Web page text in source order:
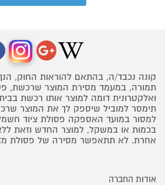
קונה נכבד/ה, בהתאם להוראות החוק,
תמורה, במעמד מסירת המוצר שרכשת,
ואלקטרונית דומה למוצר אותו רכשת
תימסר למוביל שיספק לך את המוצר
למסור במועד האספקה פסולת ציוד
בכמות או במשקל, למוצר החדש וזאת
אחרת. לא תתאפשר מסירה של פסולת
אודות החברה